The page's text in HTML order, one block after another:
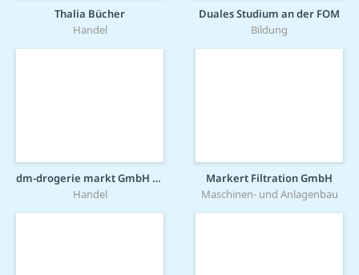
Thalia Bücher
Handel
Duales Studium an der FOM
Bildung
dm-drogerie markt GmbH + Co. KG
Handel
Markert Filtration GmbH
Maschinen- und Anlagenbau